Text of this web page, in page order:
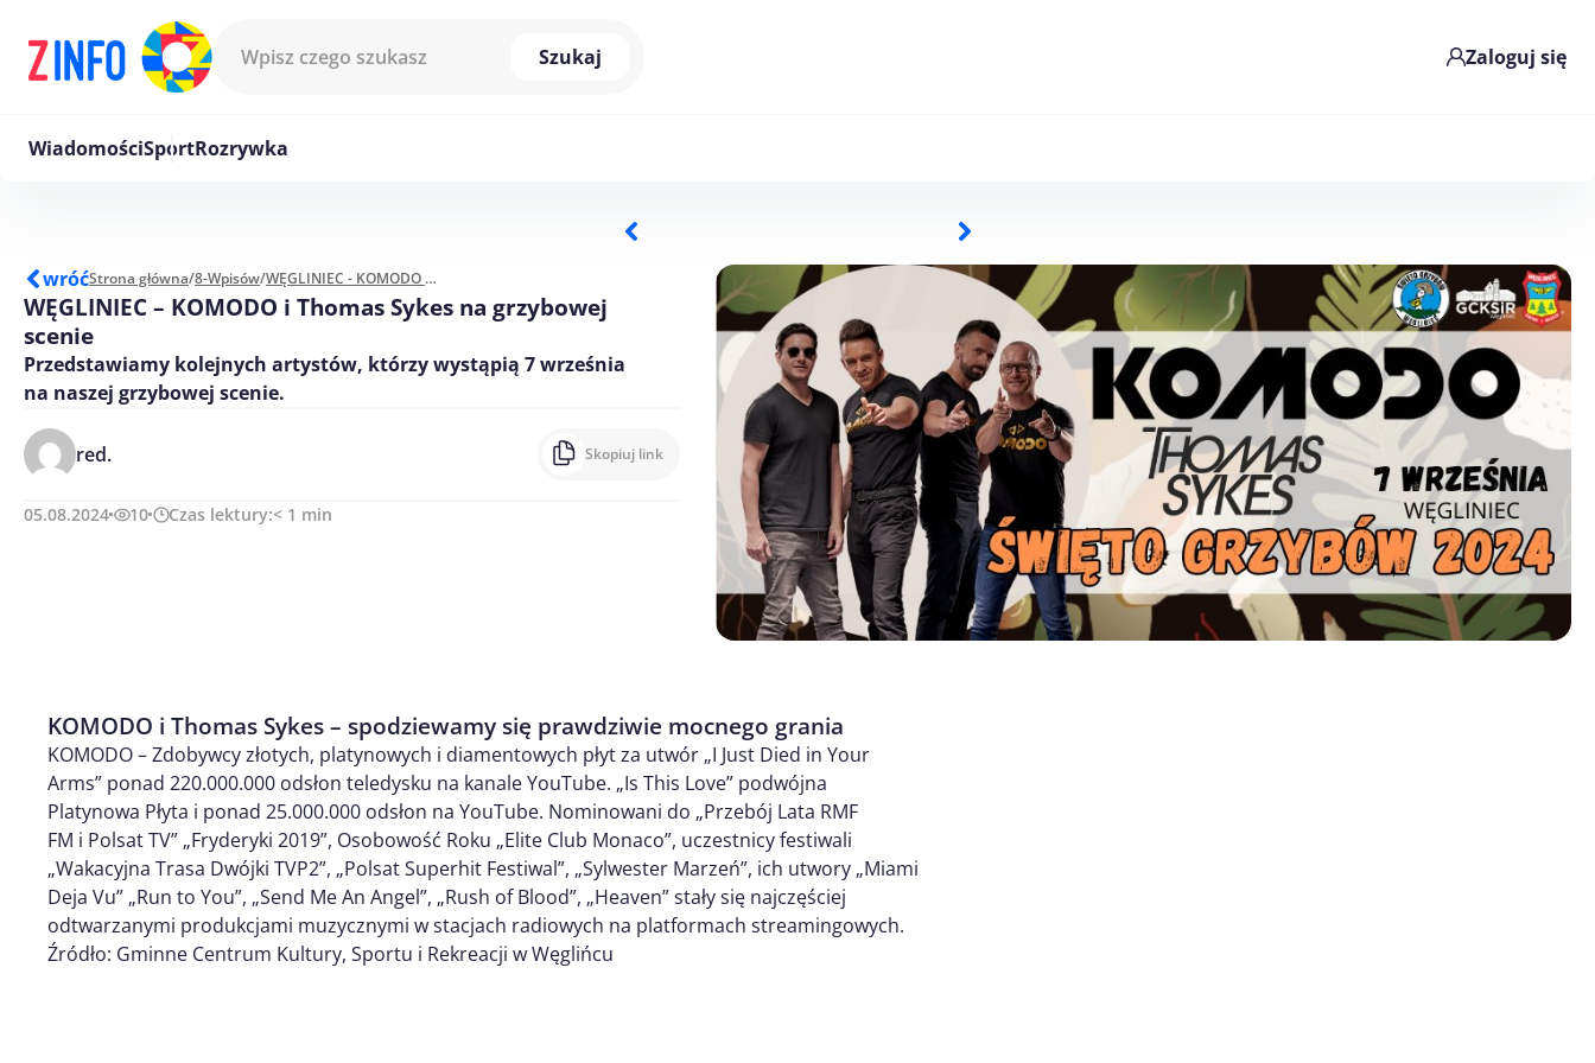
Szukaj
Zaloguj się
WiadomościSportRozrywka
wróćStrona główna/8-Wpisów/ WĘGLINIEC - KOMODO i Thomas Sykes na grzybowej scenie
WĘGLINIEC – KOMODO i Thomas Sykes na grzybowej
scenie
Przedstawiamy kolejnych artystów, którzy wystąpią 7 września
na naszej grzybowej scenie.
red. Skopiuj link
05.08.2024 10 Czas lektury:< 1 min
KOMODO i Thomas Sykes – spodziewamy się prawdziwie mocnego grania
KOMODO – Zdobywcy złotych, platynowych i diamentowych płyt za utwór „I Just Died in Your
Arms” ponad 220.000.000 odsłon teledysku na kanale YouTube. „Is This Love” podwójna
Platynowa Płyta i ponad 25.000.000 odsłon na YouTube. Nominowani do „Przebój Lata RMF
FM i Polsat TV” „Fryderyki 2019”, Osobowość Roku „Elite Club Monaco”, uczestnicy festiwali
„Wakacyjna Trasa Dwójki TVP2”, „Polsat Superhit Festiwal”, „Sylwester Marzeń”, ich utwory „Miami
Deja Vu” „Run to You”, „Send Me An Angel”, „Rush of Blood”, „Heaven” stały się najczęściej
odtwarzanymi produkcjami muzycznymi w stacjach radiowych na platformach streamingowych.
Źródło: Gminne Centrum Kultury, Sportu i Rekreacji w Węglińcu